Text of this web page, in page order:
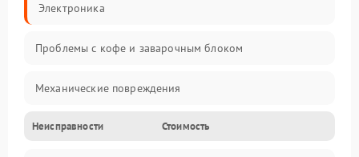
Электроника
Проблемы с кофе и заварочным блоком
Механические повреждения
Прочие неисправности
Неисправности Стоимость